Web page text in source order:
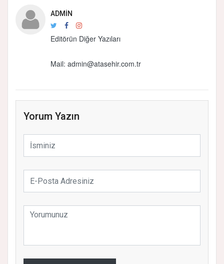
ADMIN
Editörün Diğer Yazıları
Mail: admin@atasehir.com.tr
Yorum Yazın